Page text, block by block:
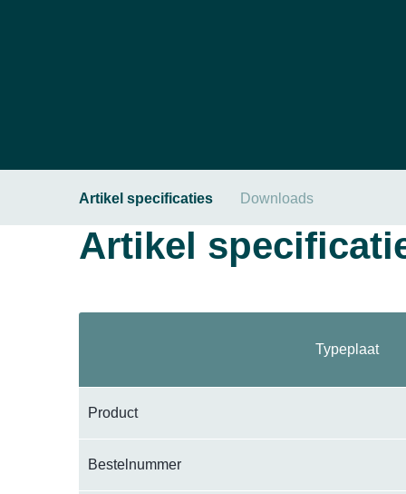
Artikel specificaties Downloads
Artikel
Typeplaat
Product
Bestelnummer